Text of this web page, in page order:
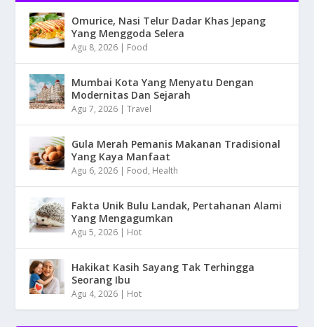
Omurice, Nasi Telur Dadar Khas Jepang
Yang Menggoda Selera
Agu 8, 2026 | Food
Mumbai Kota Yang Menyatu Dengan
Modernitas Dan Sejarah
Agu 7, 2026 |Travel
Gula Merah Pemanis Makanan Tradisional
Yang Kaya Manfaat
Agu 6, 2026 | Food, Health
Fakta Unik Bulu Landak, Pertahanan Alami
Yang Mengagumkan
Agu 5, 2026 | Hot
Hakikat Kasih Sayang Tak Terhingga
Seorang Ibu
Agu 4, 2026 | Hot